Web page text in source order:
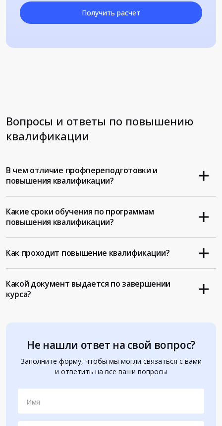
Получить расчет
Вопросы и ответы по повышению
квалификации
Не нашли ответ на свой вопрос?
Заполните форму, чтобы мы могли связаться с вами
и ответить на все ваши вопросы
Имя
В чем отличие профпереподготовки и
повышения квалификации?
Какие сроки обучения по программам
повышения квалификации?
Как проходит повышение квалификации?
Какой документ выдается по завершении
курса?